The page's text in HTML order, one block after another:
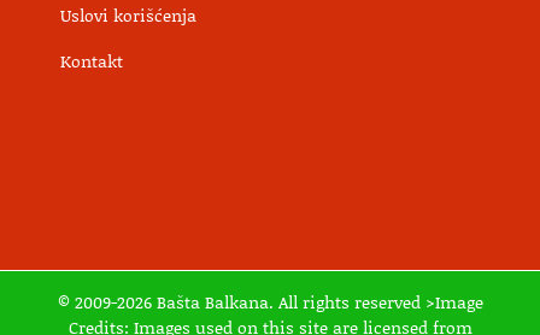
Uslovi korišćenja
Kontakt
© 2009-2026 Bašta Balkana. All rights reserved >Image
Credits: Images used on this site are licensed from